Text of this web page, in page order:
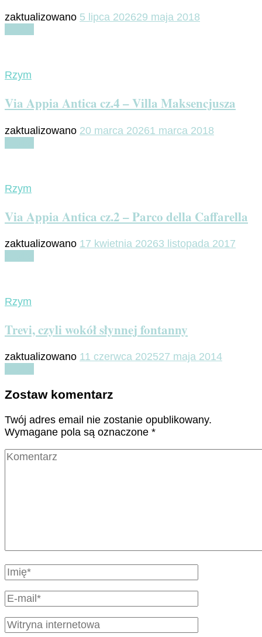
zaktualizowano 5 lipca 202629 maja 2018
Rzym
Via Appia Antica cz.4 – Villa Maksencjusza
zaktualizowano 20 marca 20261 marca 2018
Rzym
Via Appia Antica cz.2 – Parco della Caffarella
zaktualizowano 17 kwietnia 20263 listopada 2017
Rzym
Trevi, czyli wokół słynnej fontanny
zaktualizowano 11 czerwca 202527 maja 2014
Zostaw komentarz
Twój adres email nie zostanie opublikowany.
Wymagane pola są oznaczone *